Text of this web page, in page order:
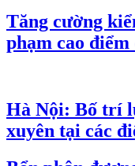
Tăng cường
phạm cao
Hà Nội: Bố trí
xuyên tại các